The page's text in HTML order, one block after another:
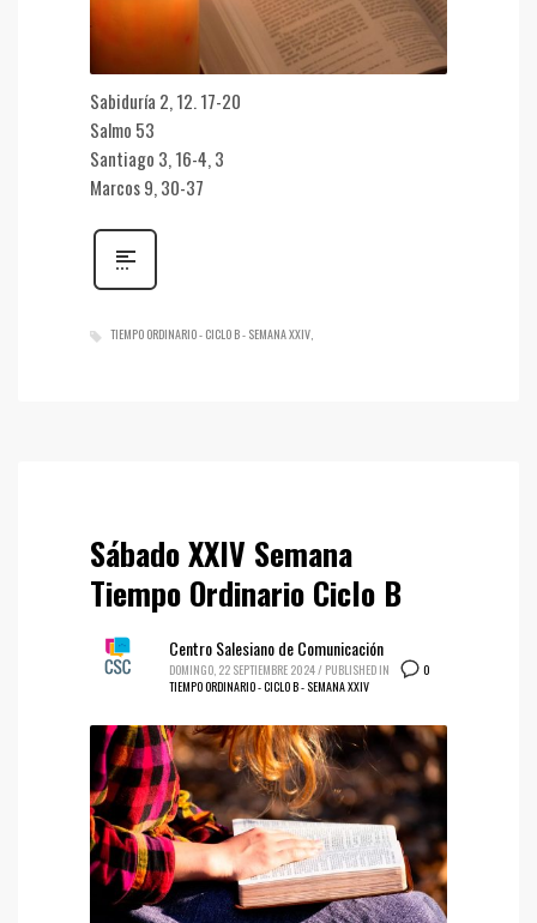
Sabiduría 2, 12. 17-20
Salmo 53
Santiago 3, 16-4, 3
Marcos 9, 30-37
TIEMPO ORDINARIO - CICLO B - SEMANA XXIV
Sábado XXIV Semana
Tiempo Ordinario Ciclo B
0
Centro Salesiano de Comunicación
DOMINGO, 22 SEPTIEMBRE 2024/ PUBLISHED IN
TIEMPO ORDINARIO - CICLO B - SEMANA XXIV